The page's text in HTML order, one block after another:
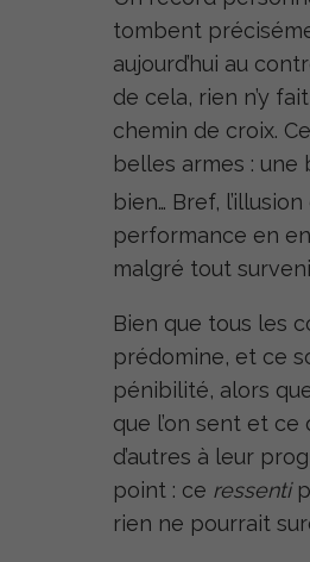
tombent
aujourd’hui au
de cela, rien n’y
chemin de croix.
belles armes : une
bien… Bref,
performance en
malgré tout
Bien que tous les
prédomine, et ce
pénibilité, alors
que l’on sent et
d’autres à leur
point : ce ressenti
rien ne pourrait